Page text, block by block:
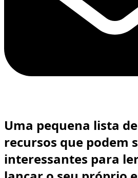
Uma pequena lista
recursos que podem
interessantes para